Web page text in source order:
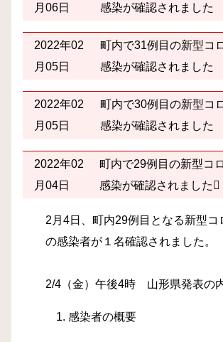
月06日
感染が確認されました
2022年02
月05日
町内で31例目の新型コ
感染が確認されました
2022年02
月05日
町内で30例目の新型コ
感染が確認されました
2022年02
月04日
町内で29例目の新型コ
感染が確認されました
2月4日、町内29例目となる新型コ
の感染者が１名確認されました。
2/4（金）午後4時 山形県発表の
感染者の概要